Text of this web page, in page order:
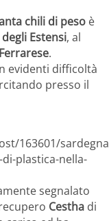
chili di peso è
Estensi, al
Ferrarese.
evidenti difficoltà
presso il
163601/
plastica-nella-
segnalato
Cestha di